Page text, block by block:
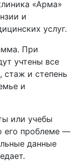
«Арма»
и
услуг.
При
учтены все
стаж и степень
и
или учебы
его проблеме —
данные